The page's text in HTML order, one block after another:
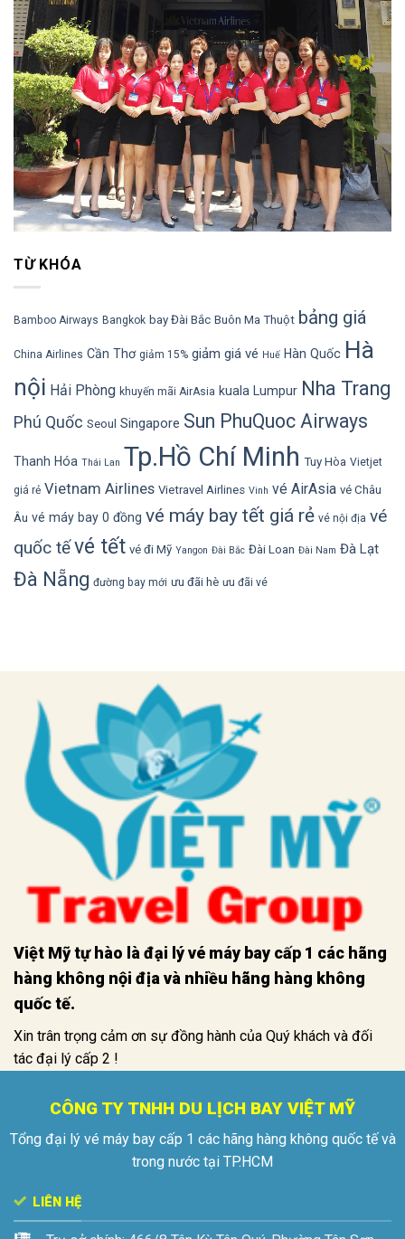
TỪ KHÓA
Bamboo Airways Bangkok bay Đài Bắc Buôn Ma Thuột bảng giá
China Airlines Cần Thơ giảm 15% giảm giá vé Huế Hàn Quốc Hà
nội Hải Phòng khuyến mãi AirAsia kuala Lumpur Nha Trang
Phú Quốc Seoul Singapore Sun PhuQuoc Airways
Thanh Hóa Thái Lan Tp.Hồ Chí Minh Tuy Hòa Vietjet
giá rẻ Vietnam Airlines Vietravel Airlines Vinh vé AirAsia vé Châu
Âu vé máy bay 0 đồng vé máy bay tết giá rẻ vé nội địa vé
quốc tếvé tết vé đi Mỹ Yangon Đài Bắc Đài Loan Đài Nam Đà Lạt
Đà Nẵng đường bay mới ưu đãi hè ưu đãi vé
Việt Mỹ tự hào là đại lý vé máy bay cấp 1 các hãng
hàng không nội địa và nhiều hãng hàng không
quốc tế.
Xin trân trọng cảm ơn sự đồng hành của Quý khách và đối
tác đại lý cấp 2 !
CÔNG TY TNHH DU LỊCH BAY VIỆT MỸ
Tổng đại lý vé máy bay cấp 1 các hãng hàng không quốc tế và
trong nước tại TP.HCM
LIÊN HỆ